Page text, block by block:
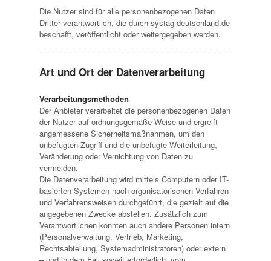
Die Nutzer sind für alle personenbezogenen Daten
Dritter verantwortlich, die durch systag-deutschland.de
beschafft, veröffentlicht oder weitergegeben werden.
Art und Ort der Datenverarbeitung
Verarbeitungsmethoden
Der Anbieter verarbeitet die personenbezogenen Daten
der Nutzer auf ordnungsgemäße Weise und ergreift
angemessene Sicherheitsmaßnahmen, um den
unbefugten Zugriff und die unbefugte Weiterleitung,
Veränderung oder Vernichtung von Daten zu
vermeiden.
Die Datenverarbeitung wird mittels Computern oder IT-
basierten Systemen nach organisatorischen Verfahren
und Verfahrensweisen durchgeführt, die gezielt auf die
angegebenen Zwecke abstellen. Zusätzlich zum
Verantwortlichen könnten auch andere Personen intern
(Personalverwaltung, Vertrieb, Marketing,
Rechtsabteilung, Systemadministratoren) oder extern